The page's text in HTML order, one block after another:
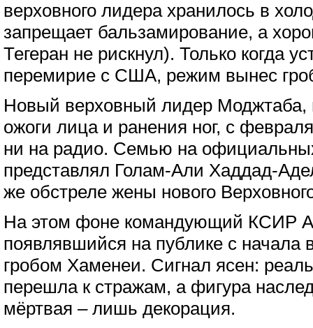
верховного лидера хранилось в
запрещает бальзамирование, а
Тегеран не рискнул). Только когда
перемирие с США, режим вынес
Новый верховный лидер
ожоги лица и ранения ног, с
ни на радио. Семью на
представлял Голам-Али Хаддад-
же обстреле жены нового
На этом фоне командующий КСИР
появлявшийся на публике с начала
гробом Хаменеи. Сигнал ясен:
перешла к стражам, а фигура
мёртвая – лишь декорация.